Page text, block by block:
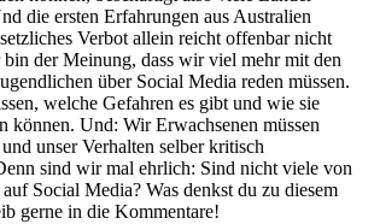
die ersten Erfahrungen aus Australien
Verbot allein reicht offenbar nicht
bin der Meinung, dass wir viel mehr mit den
über Social Media reden müssen.
welche Gefahren es gibt und wie sie
können. Und: Wir Erwachsenen müssen
unser Verhalten selber kritisch
sind wir mal ehrlich: Sind nicht viele von
Social Media? Was denkst du zu diesem
gerne in die Kommentare!